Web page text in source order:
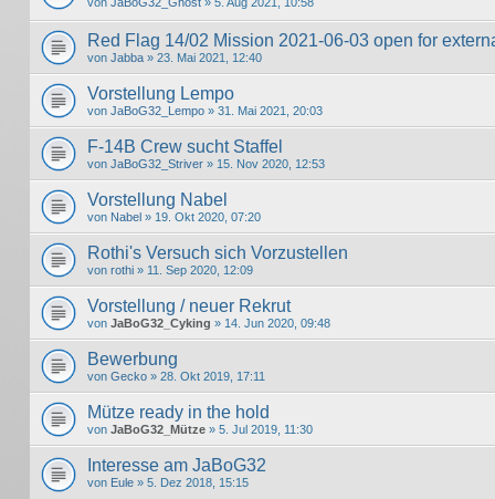
Red Flag 14/02 Mission 2021-06-03 open for
von Jabba » 23. Mai 2021, 12:40
Vorstellung Lempo
von JaBoG32_Lempo » 31. Mai 2021, 20:03
F-14B Crew sucht Staffel
von JaBoG32_Striver » 15. Nov 2020, 12:53
Vorstellung Nabel
von Nabel » 19. Okt 2020, 07:20
Rothi's Versuch sich Vorzustellen
von rothi » 11. Sep 2020, 12:09
Vorstellung / neuer Rekrut
von JaBoG32_Cyking » 14. Jun 2020, 09:48
Bewerbung
von Gecko » 28. Okt 2019, 17:11
Mütze ready in the hold
von JaBoG32_Mütze » 5. Jul 2019, 11:30
Interesse am JaBoG32
von Eule » 5. Dez 2018, 15:15